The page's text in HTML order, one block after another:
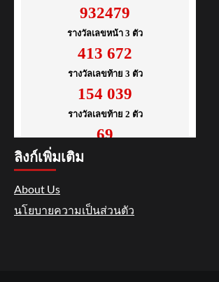
ลิงก์เพิ่มเติม
About Us
นโยบายความเป็นส่วนตัว